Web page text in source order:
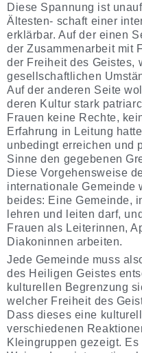
Diese Spannung ist
Ältesten- schaft einer
erklärbar. Auf der einen
der Zusammenarbeit mit
der Freiheit des Geistes,
gesellschaftlichen
Auf der anderen Seite
deren Kultur stark
Frauen keine Rechte,
Erfahrung in Leitung
unbedingt erreichen und
Sinne den gegebenen
Diese Vorgehensweise
internationale Gemeinde
beides: Eine Gemeinde,
lehren und leiten darf,
Frauen als Leiterinnen,
Diakoninnen arbeiten.
Jede Gemeinde muss
des Heiligen Geistes
kulturellen Begrenzung
welcher Freiheit des
Dass dieses eine
verschiedenen
Kleingruppen gezeigt.